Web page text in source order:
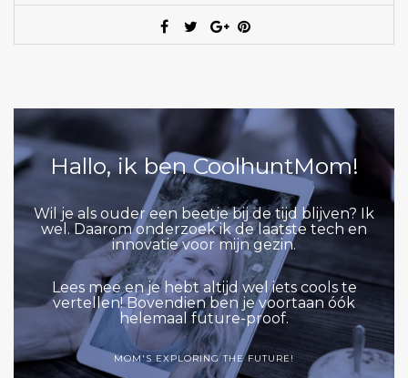
Hallo, ik ben CoolhuntMom!
Wil je als ouder een beetje bij de tijd blijven? Ik
wel. Daarom onderzoek ik de laatste tech en
innovatie voor mijn gezin.
Lees mee en je hebt altijd wel iets cools te
vertellen! Bovendien ben je voortaan óók
helemaal future-proof.
MOM'S EXPLORING THE FUTURE!